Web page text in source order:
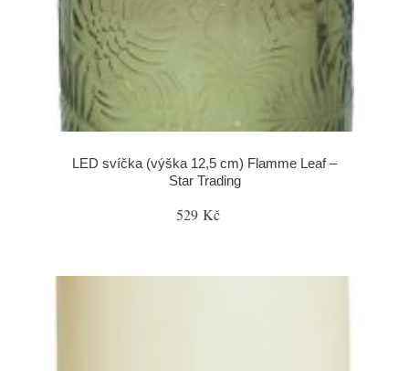
LED svíčka (výška 12,5 cm) Flamme Leaf –
Star Trading
529 Kč